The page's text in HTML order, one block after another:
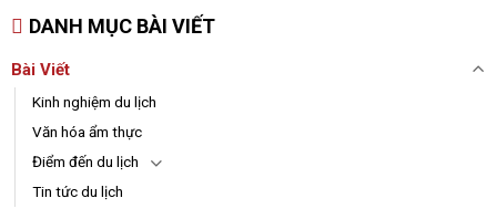
DANH MỤC BÀI VIẾT
Bài Viết
Kinh nghiệm du lịch
Văn hóa ẩm thực
Điểm đến du lịch
Tin tức du lịch